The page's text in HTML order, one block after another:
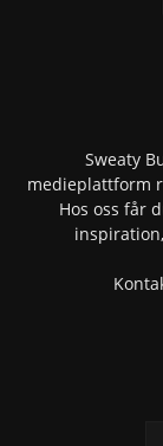
Sweaty
medieplattform
Hos oss får